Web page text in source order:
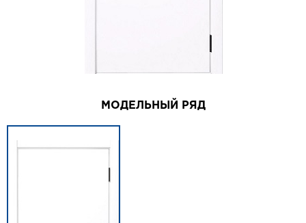
МОДЕЛЬНЫЙ РЯД